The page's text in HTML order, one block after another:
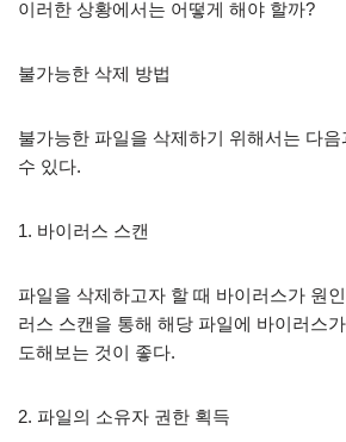
이러한 상황에서는 어떻게 해야 할까?
불가능한 삭제 방법
불가능한 파일을 삭제하기 위해서는 다
수 있다.
1. 바이러스 스캔
파일을 삭제하고자 할 때 바이러스가 원
러스 스캔을 통해 해당 파일에 바이러스
도해보는 것이 좋다.
2. 파일의 소유자 권한 획득